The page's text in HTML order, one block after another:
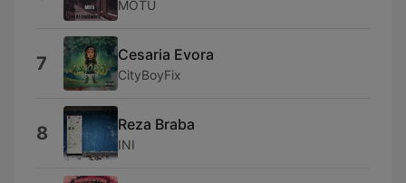
MOTU
7 Cesaria Evora
CityBoyFix
8 Reza Braba
INI